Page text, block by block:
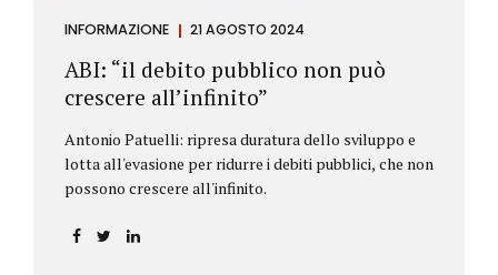
INFORMAZIONE 21 AGOSTO 2024
ABI: “il debito pubblico non può
crescere all’infinito”
Antonio Patuelli: ripresa duratura dello sviluppo e
lotta all'evasione per ridurre i debiti pubblici, che non
possono crescere all'infinito.